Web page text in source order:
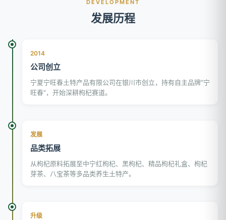
DEVELOPMENT
发展历程
2014
公司创立
宁夏宁旺春土特产品有限公司在银川市创立，持有自主品牌"宁
旺春"，开始深耕枸杞赛道。
发展
品类拓展
从枸杞原料拓展至中宁红枸杞、黑枸杞、精品枸杞礼盒、枸杞
芽茶、八宝茶等多品类养生土特产。
升级